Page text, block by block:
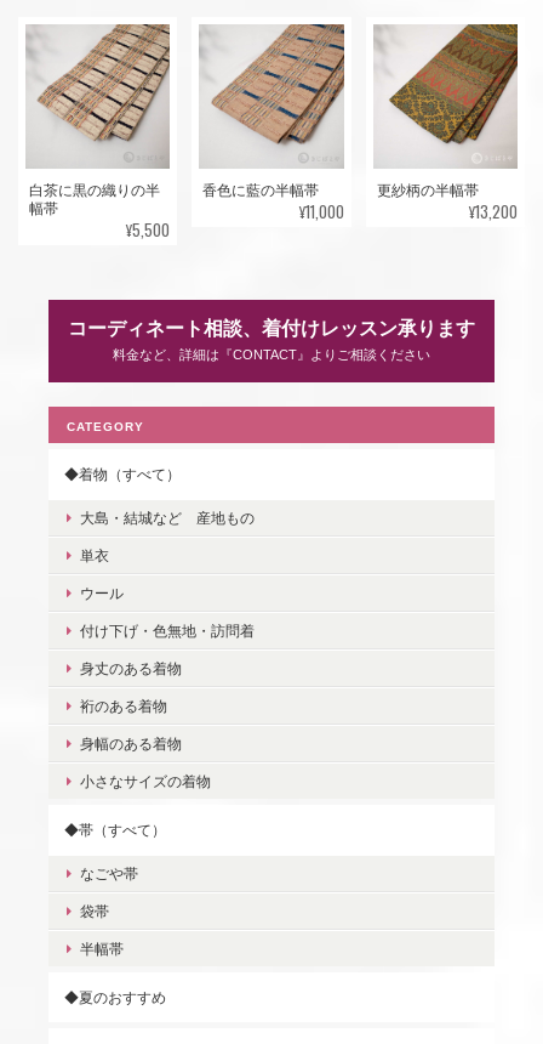
白茶に黒の織りの半
幅帯
¥5,500
香色に藍の半幅帯
¥11,000
更紗柄の半幅帯
¥13,200
コーディネート相談、着付けレッスン承ります
料金など、詳細は『CONTACT』よりご相談ください
CATEGORY
◆着物（すべて）
大島・結城など 産地もの
単衣
ウール
付け下げ・色無地・訪問着
身丈のある着物
裄のある着物
身幅のある着物
小さなサイズの着物
◆帯（すべて）
なごや帯
袋帯
半幅帯
◆夏のおすすめ